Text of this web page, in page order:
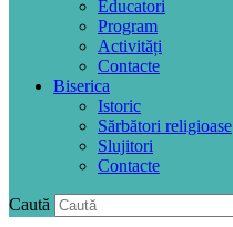
Educatori
Program
Activități
Contacte
Biserica
Istoric
Sărbători religioase
Slujitori
Contacte
Caută